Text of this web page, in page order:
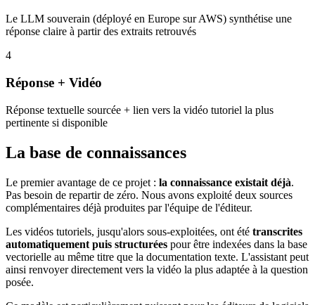
Le LLM souverain (déployé en Europe sur AWS) synthétise une
réponse claire à partir des extraits retrouvés
4
Réponse + Vidéo
Réponse textuelle sourcée + lien vers la vidéo tutoriel la plus
pertinente si disponible
La base de connaissances
Le premier avantage de ce projet : la connaissance existait déjà.
Pas besoin de repartir de zéro. Nous avons exploité deux sources
complémentaires déjà produites par l'équipe de l'éditeur.
Les vidéos tutoriels, jusqu'alors sous-exploitées, ont été transcrites
automatiquement puis structurées pour être indexées dans la base
vectorielle au même titre que la documentation texte. L'assistant peut
ainsi renvoyer directement vers la vidéo la plus adaptée à la question
posée.